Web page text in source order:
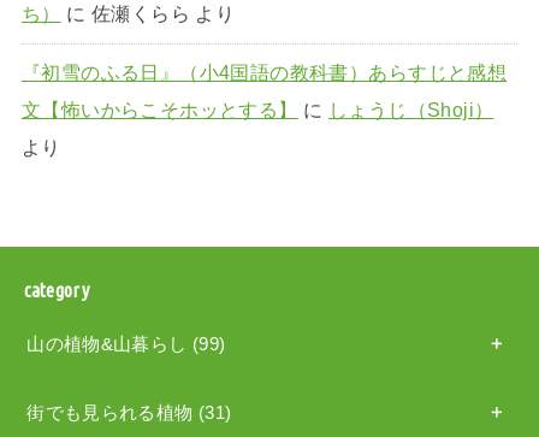
ち）
に 佐瀬くらら より
『初雪のふる日』（小4国語の教科書）あらすじと感想
文【怖いからこそホッとする】
に しょうじ（Shoji）
より
category
山の植物&山暮らし (99)
街でも見られる植物 (31)